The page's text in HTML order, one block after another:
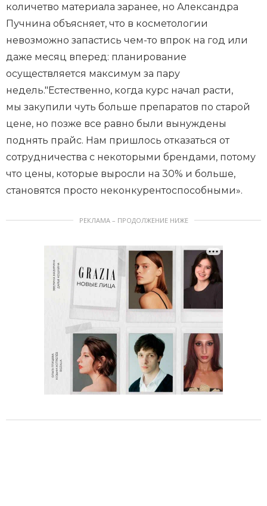
количетво материала заранее, но Александра
Пучнина объясняет, что в косметологии
невозможно запастись чем-то впрок на год или
даже месяц вперед: планирование
осуществляется максимум за пару
недель."Естественно, когда курс начал расти,
мы закупили чуть больше препаратов по старой
цене, но позже все равно были вынуждены
поднять прайс. Нам пришлось отказаться от
сотрудничества с некоторыми брендами, потому
что цены, которые выросли на 30% и больше,
становятся просто неконкурентоспособными».
РЕКЛАМА – ПРОДОЛЖЕНИЕ НИЖЕ